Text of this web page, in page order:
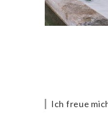
Ich freue